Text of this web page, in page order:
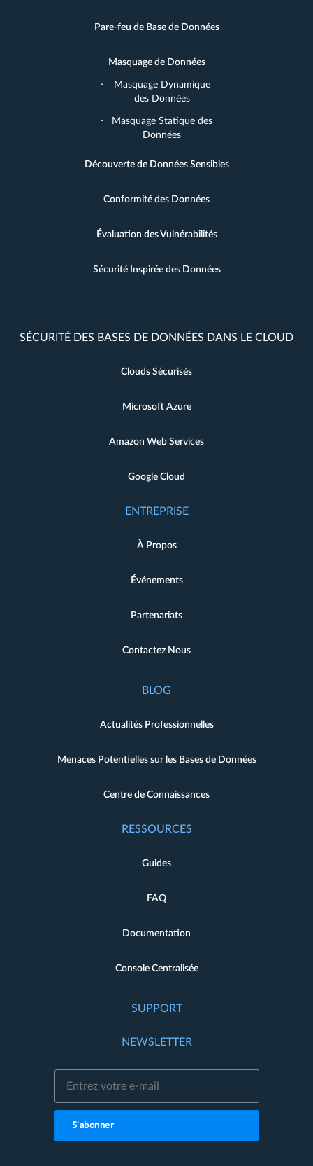
Pare-feu de Base de Données
Masquage de Données
Masquage Dynamique
des Données
Masquage Statique des
Données
Découverte de Données Sensibles
Conformité des Données
Évaluation des Vulnérabilités
Sécurité Inspirée des Données
SÉCURITÉ DES BASES DE DONNÉES DANS LE CLOUD
Clouds Sécurisés
Microsoft Azure
Amazon Web Services
Google Cloud
ENTREPRISE
À Propos
Événements
Partenariats
Contactez Nous
BLOG
Actualités Professionnelles
Menaces Potentielles sur les Bases de Données
Centre de Connaissances
RESSOURCES
Guides
FAQ
Documentation
Console Centralisée
SUPPORT
NEWSLETTER
S'abonner